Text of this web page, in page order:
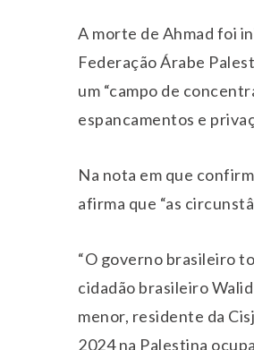
A morte de Ahmad foi
Federação Árabe
um “campo de
espancamentos e
Na nota em que
afirma que “as
“O governo brasileiro
cidadão brasileiro
menor, residente da
2024 na Palestina